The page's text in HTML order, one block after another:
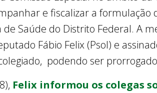
e fiscalizar a formulação
Saúde do Distrito Federal. A
Fábio Felix (Psol) e
podendo ser
Felix informou os colegas